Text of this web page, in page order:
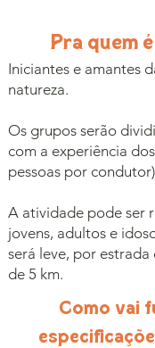
Pra quem
Iniciantes e amantes
natureza.
Os grupos serão
com a experiência
pessoas por
A atividade pode ser
jovens, adultos e
será leve, por
de 5 km.
Como vai